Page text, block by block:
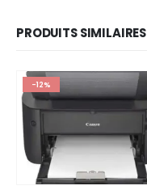
PRODUITS SIMILAIRES
-12%